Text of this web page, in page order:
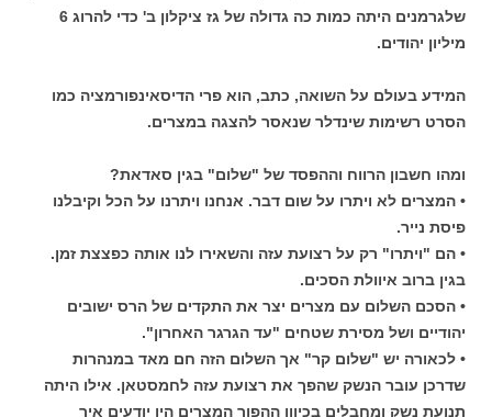
שלגרמנים היתה כמות כה גדולה של גז ציקלון ב' כדי להרוג 6
מיליון יהודים.
המידע בעולם על השואה, כתב, הוא פרי הדיסאינפורמציה כמו
הסרט רשימות שינדלר שנאסר להצגה במצרים.
ומהו חשבון הרווח וההפסד של "שלום" בגין סאדאת?
• המצרים לא ויתרו על שום דבר. אנחנו ויתרנו על הכל וקיבלנו
פיסת נייר.
• הם "ויתרו" רק על רצועת עזה והשאירו לנו אותה כפצצת זמן.
בגין ברוב איוולת הסכים.
• הסכם השלום עם מצרים יצר את התקדים של הרס ישובים
יהודיים ושל מסירת שטחים "עד הגרגר האחרון".
• לכאורה יש "שלום קר" אך השלום הזה חם מאד במנהרות
שדרכן עובר הנשק שהפך את רצועת עזה לחמסטאן. אילו היתה
תנועת נשק ומחבלים בכיוון ההפוך המצרים היו יודעים איך